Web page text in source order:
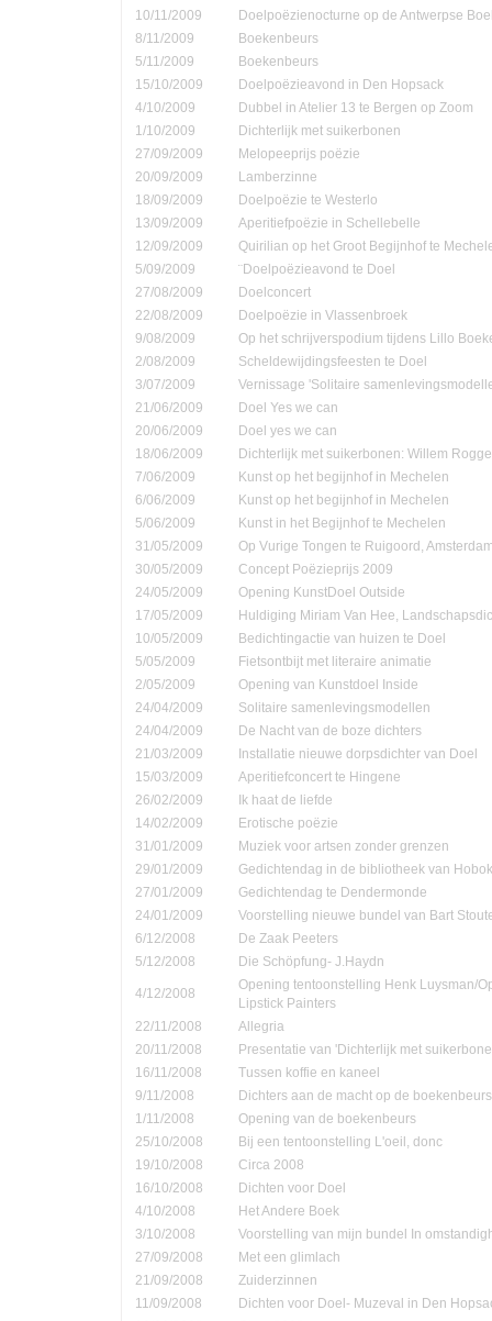
10/11/2009
Doelpoëzienocturne op de Antwerpse
8/11/2009
Boekenbeurs
5/11/2009
Boekenbeurs
15/10/2009
Doelpoëzieavond in Den Hopsack
4/10/2009
Dubbel in Atelier 13 te Bergen op Zoom
1/10/2009
Dichterlijk met suikerbonen
27/09/2009
Melopeeprijs poëzie
20/09/2009
Lamberzinne
18/09/2009
Doelpoëzie te Westerlo
13/09/2009
Aperitiefpoëzie in Schellebelle
12/09/2009
Quirilian op het Groot Begijnhof te
5/09/2009
¨Doelpoëzieavond te Doel
27/08/2009
Doelconcert
22/08/2009
Doelpoëzie in Vlassenbroek
9/08/2009
Op het schrijverspodium tijdens Lillo
2/08/2009
Scheldewijdingsfeesten te Doel
3/07/2009
Vernissage 'Solitaire
21/06/2009
Doel Yes we can
20/06/2009
Doel yes we can
18/06/2009
Dichterlijk met suikerbonen: Willem
7/06/2009
Kunst op het begijnhof in Mechelen
6/06/2009
Kunst op het begijnhof in Mechelen
5/06/2009
Kunst in het Begijnhof te Mechelen
31/05/2009
Op Vurige Tongen te Ruigoord,
30/05/2009
Concept Poëzieprijs 2009
24/05/2009
Opening KunstDoel Outside
17/05/2009
Huldiging Miriam Van Hee,
10/05/2009
Bedichtingactie van huizen te Doel
5/05/2009
Fietsontbijt met literaire animatie
2/05/2009
Opening van Kunstdoel Inside
24/04/2009
Solitaire samenlevingsmodellen
24/04/2009
De Nacht van de boze dichters
21/03/2009
Installatie nieuwe dorpsdichter van Doel
15/03/2009
Aperitiefconcert te Hingene
26/02/2009
Ik haat de liefde
14/02/2009
Erotische poëzie
31/01/2009
Muziek voor artsen zonder grenzen
29/01/2009
Gedichtendag in de bibliotheek van
27/01/2009
Gedichtendag te Dendermonde
24/01/2009
Voorstelling nieuwe bundel van Bart
6/12/2008
De Zaak Peeters
5/12/2008
Die Schöpfung- J.Haydn
4/12/2008
Opening tentoonstelling Henk Luysman/
Lipstick Painters
22/11/2008
Allegria
20/11/2008
Presentatie van 'Dichterlijk met
16/11/2008
Tussen koffie en kaneel
9/11/2008
Dichters aan de macht op de boekenbeurs
1/11/2008
Opening van de boekenbeurs
25/10/2008
Bij een tentoonstelling L'oeil, donc
19/10/2008
Circa 2008
16/10/2008
Dichten voor Doel
4/10/2008
Het Andere Boek
3/10/2008
Voorstelling van mijn bundel In
27/09/2008
Met een glimlach
21/09/2008
Zuiderzinnen
11/09/2008
Dichten voor Doel- Muzeval in Den